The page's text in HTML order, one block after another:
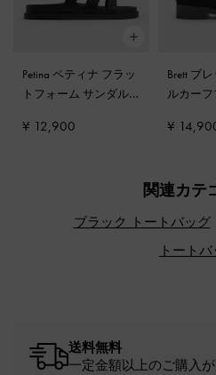
Petina ペティナ フラッ
トフォーム サンダル-
¥ 12,900
Brett ブ
ルカー
¥
関連カテ
ブラック トートバッグ
トート
送料無料
一定金額以上のご購入